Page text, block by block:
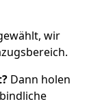
wir
Dann holen